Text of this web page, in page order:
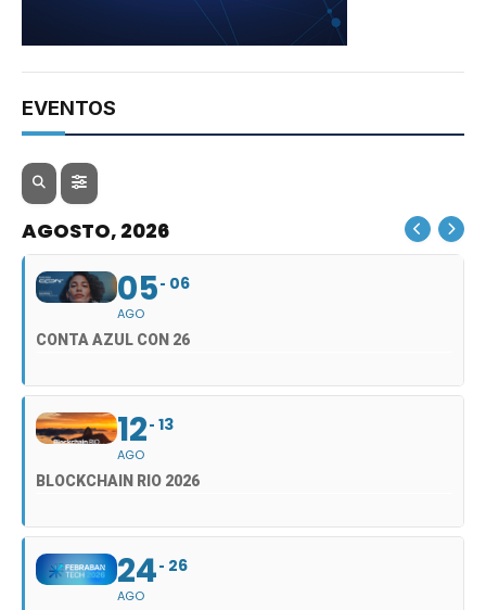
EVENTOS
AGOSTO, 2026
05
AGO
06
CONTA AZUL CON 26
12
AGO
13
BLOCKCHAIN RIO 2026
24
AGO
26